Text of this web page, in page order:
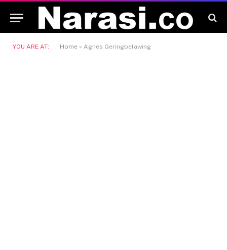
YOU ARE AT: Home » Agnes Geringbelawing